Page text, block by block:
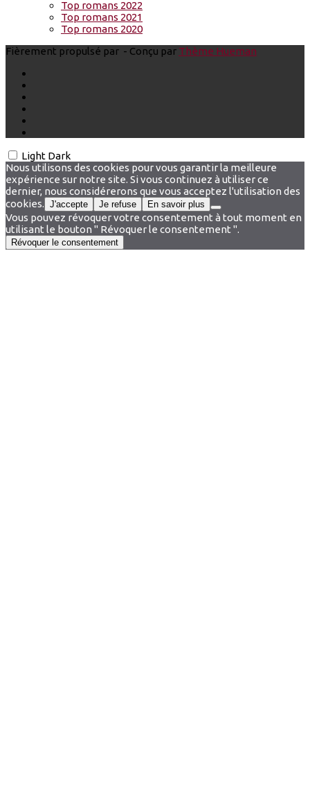
Top romans 2022
Top romans 2021
Top romans 2020
Fièrement propulsé par - Conçu par Thème Hueman
Light Dark
Nous utilisons des cookies pour vous garantir la meilleure
expérience sur notre site. Si vous continuez à utiliser ce
dernier, nous considérerons que vous acceptez l'utilisation des
cookies. J'accepte Je refuse En savoir plus
Vous pouvez révoquer votre consentement à tout moment en
utilisant le bouton " Révoquer le consentement ".
Révoquer le consentement